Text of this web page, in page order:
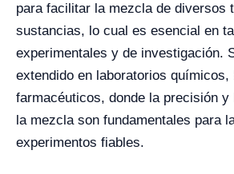
para facilitar la mezcla de diversos
sustancias, lo cual es esencial en
experimentales y de investigación.
extendido en laboratorios químicos,
farmacéuticos, donde la precisión
la mezcla son fundamentales para
experimentos fiables.